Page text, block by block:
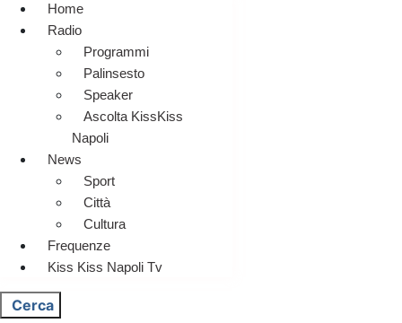
Home
Radio
Programmi
Palinsesto
Speaker
Ascolta KissKiss
Napoli
News
Sport
Città
Cultura
Frequenze
Kiss Kiss Napoli Tv
Cerca